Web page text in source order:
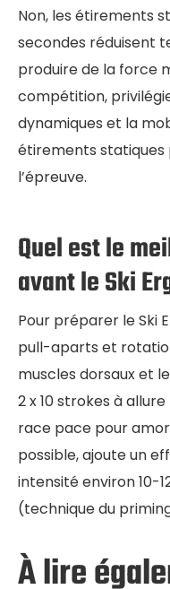
Non, les étirements
secondes réduisent
produire de la force
compétition,
dynamiques et la
étirements
l’épreuve.
Quel est le
avant le Ski
Pour préparer le Ski
pull-aparts et
muscles dorsaux et
2 x 10 strokes à
race pace pour
possible, ajoute un
intensité environ 10-
(technique du
À lire